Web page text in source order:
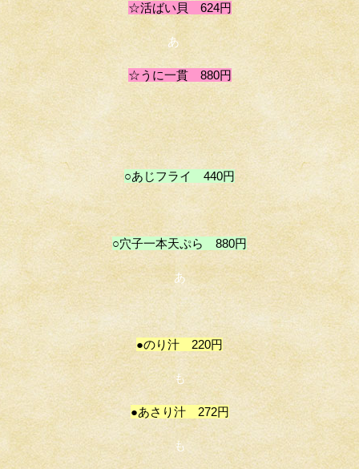
☆活ばい貝 624円
あ
☆うに一貫 880円
○あじフライ 440円
○穴子一本天ぷら 880円
あ
●のり汁 220円
も
●あさり汁 272円
も